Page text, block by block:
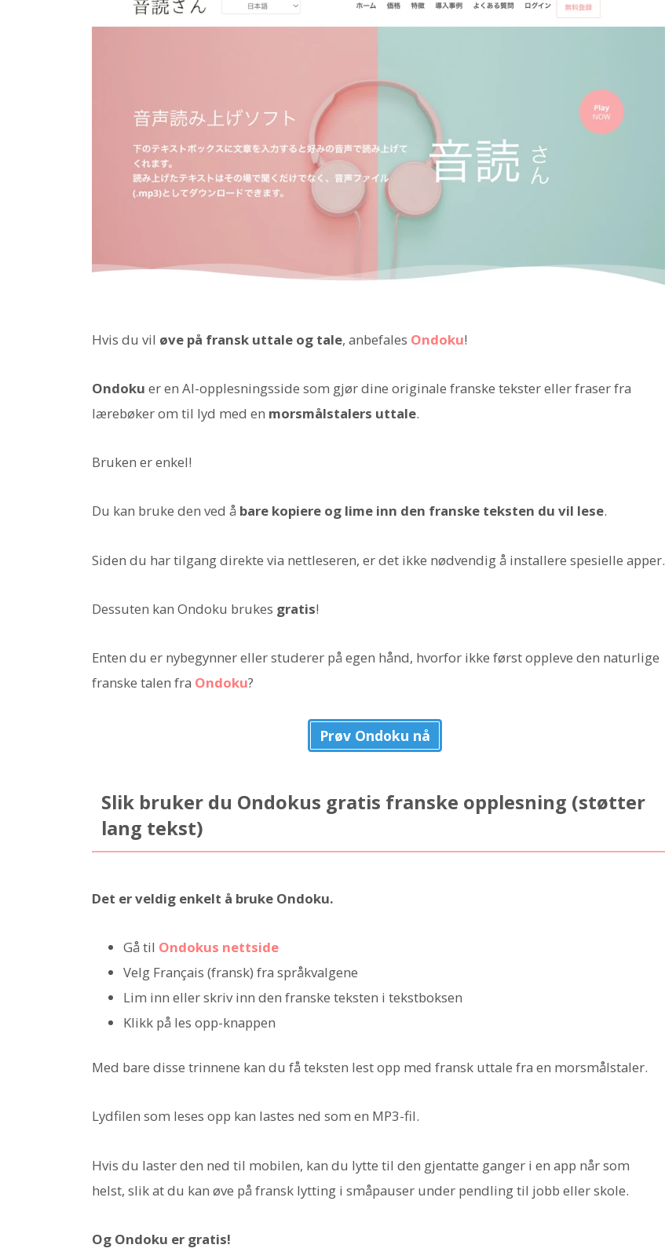
Hvis du vil øve på fransk uttale og tale, anbefales Ondoku!
Ondoku er en AI-opplesningsside som gjør dine originale franske tekster eller fraser fra
lærebøker om til lyd med en morsmålstalers uttale.
Bruken er enkel!
Du kan bruke den ved å bare kopiere og lime inn den franske teksten du vil lese.
Siden du har tilgang direkte via nettleseren, er det ikke nødvendig å installere spesielle apper.
Dessuten kan Ondoku brukes gratis!
Enten du er nybegynner eller studerer på egen hånd, hvorfor ikke først oppleve den naturlige
franske talen fra Ondoku?
Prøv Ondoku nå
Slik bruker du Ondokus gratis franske opplesning (støtter
lang tekst)
Det er veldig enkelt å bruke Ondoku.
Gå til Ondokus nettside
Velg Français (fransk) fra språkvalgene
Lim inn eller skriv inn den franske teksten i tekstboksen
Klikk på les opp-knappen
Med bare disse trinnene kan du få teksten lest opp med fransk uttale fra en morsmålstaler.
Lydfilen som leses opp kan lastes ned som en MP3-fil.
Hvis du laster den ned til mobilen, kan du lytte til den gjentatte ganger i en app når som
helst, slik at du kan øve på fransk lytting i småpauser under pendling til jobb eller skole.
Og Ondoku er gratis!